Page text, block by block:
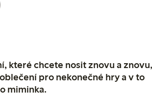
které chcete nosit znovu a znovu,
pro nekonečné hry a v to
miminka.